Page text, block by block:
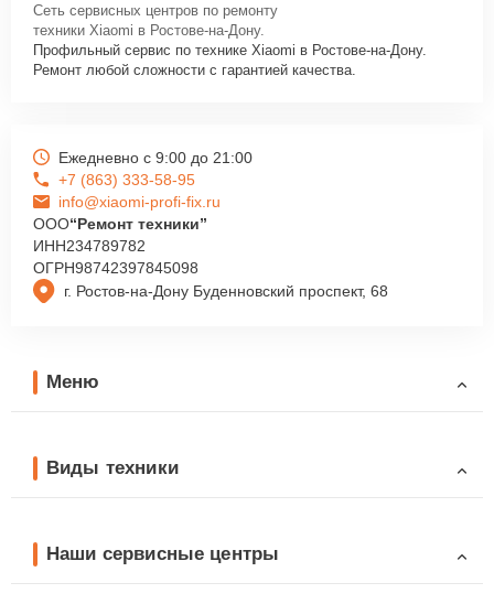
Сеть сервисных центров по ремонту
техники Xiaomi в Ростове-на-Дону.
Профильный сервис по технике Xiaomi в Ростове-на-Дону.
Ремонт любой сложности с гарантией качества.
г. Ростов-на-Дону Буденновский проспект, 68
Ежедневно с 9:00 до 21:00
+7 (863) 333-58-95
info@xiaomi-profi-fix.ru
ООО“Ремонт техники”
ИНН234789782
ОГРН98742397845098
Меню
Виды техники
Наши сервисные центры